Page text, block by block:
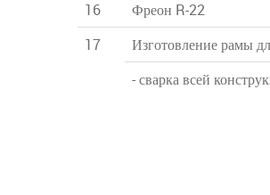
16
Фреон R-22
17
Изготовление рамы
- сварка всей